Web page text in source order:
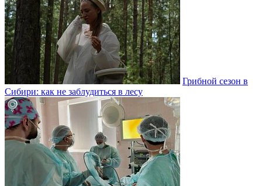
Грибной сезон в
Сибири: как не заблудиться в лесу